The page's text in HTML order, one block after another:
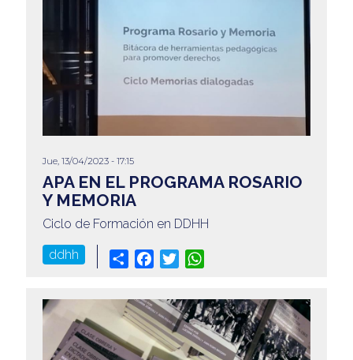
Jue, 13/04/2023 - 17:15
APA EN EL PROGRAMA ROSARIO
Y MEMORIA
Ciclo de Formación en DDHH
ddhh Share Facebook
Twitter